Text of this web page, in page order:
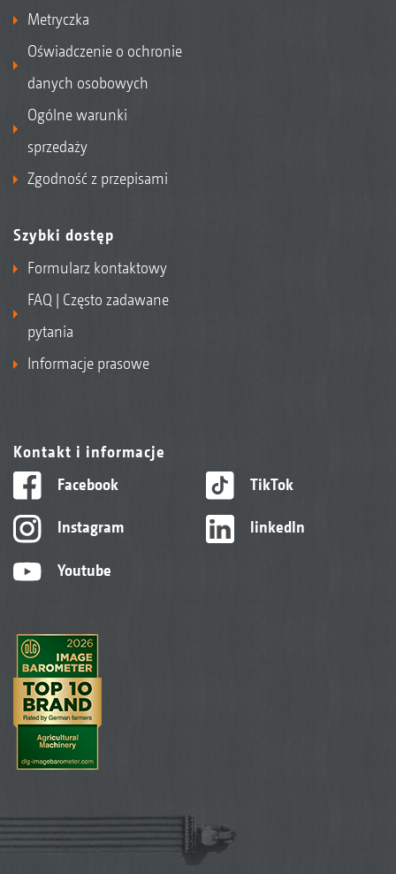
Metryczka
Oświadczenie o ochronie
danych osobowych
Ogólne warunki
sprzedaży
Zgodność z przepisami
Szybki dostęp
Formularz kontaktowy
FAQ | Często zadawane
pytania
Informacje prasowe
Kontakt i informacje
Facebook
Instagram
Youtube
TikTok
linkedIn